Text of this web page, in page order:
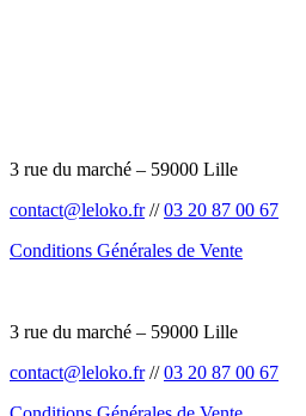
3 rue du marché – 59000 Lille
contact@leloko.fr//03 20 87 00 67
Conditions Générales de Vente
3 rue du marché – 59000 Lille
contact@leloko.fr//03 20 87 00 67